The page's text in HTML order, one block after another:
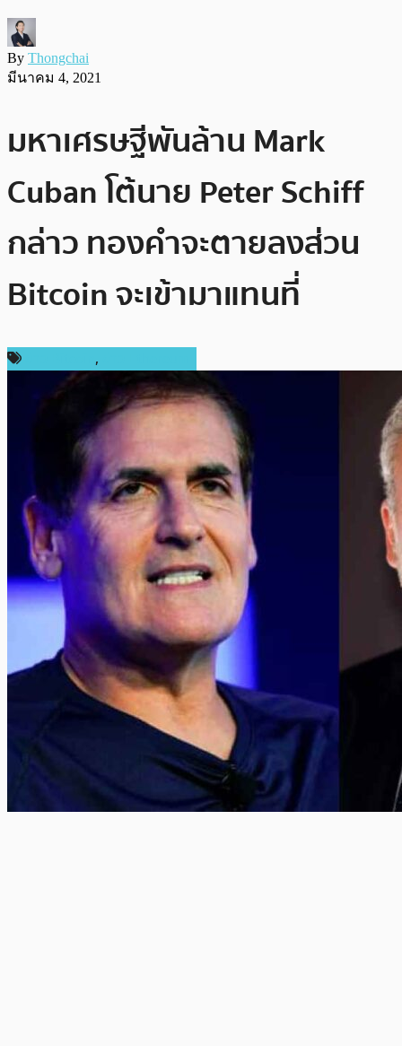
By Thongchai
มีนาคม 4, 2021
มหาเศรษฐีพันล้าน Mark
Cuban โต้นาย Peter Schiff
กล่าว ทองคำจะตายลงส่วน
Bitcoin จะเข้ามาแทนที่
,